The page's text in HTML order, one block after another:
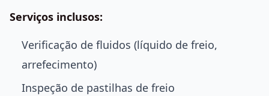
Serviços inclusos:
Verificação de fluidos (líquido de freio,
arrefecimento)
Inspeção de pastilhas de freio